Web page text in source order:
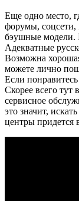
Еще одно место,
форумы, соцсети,
бэушные модели.
Адекватные
Возможна
можете лично
Если
Скорее всего тут
сервисное
это значит,
центры придется